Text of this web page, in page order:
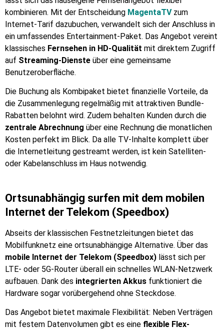
kombinieren. Mit der Entscheidung MagentaTVzum
Internet-Tarif dazubuchen, verwandelt sich der Anschluss in
ein umfassendes Entertainment-Paket. Das Angebot vereint
klassisches Fernsehen in HD-Qualität mit direktem Zugriff
auf Streaming-Dienste über eine gemeinsame
Benutzeroberfläche.
Die Buchung als Kombipaket bietet finanzielle Vorteile, da
die Zusammenlegung regelmäßig mit attraktiven Bundle-
Rabatten belohnt wird. Zudem behalten Kunden durch die
zentrale Abrechnung über eine Rechnung die monatlichen
Kosten perfekt im Blick. Da alle TV-Inhalte komplett über
die Internetleitung gestreamt werden, ist kein Satelliten-
oder Kabelanschluss im Haus notwendig.
Ortsunabhängig surfen mit dem mobilen
Internet der Telekom (Speedbox)
Abseits der klassischen Festnetzleitungen bietet das
Mobilfunknetz eine ortsunabhängige Alternative. Über das
mobile Internet der Telekom (Speedbox) lässt sich per
LTE- oder 5G-Router überall ein schnelles WLAN-Netzwerk
aufbauen. Dank des integrierten Akkus funktioniert die
Hardware sogar vorübergehend ohne Steckdose.
Das Angebot bietet maximale Flexibilität: Neben Verträgen
mit festem Datenvolumen gibt es eine flexible Flex-